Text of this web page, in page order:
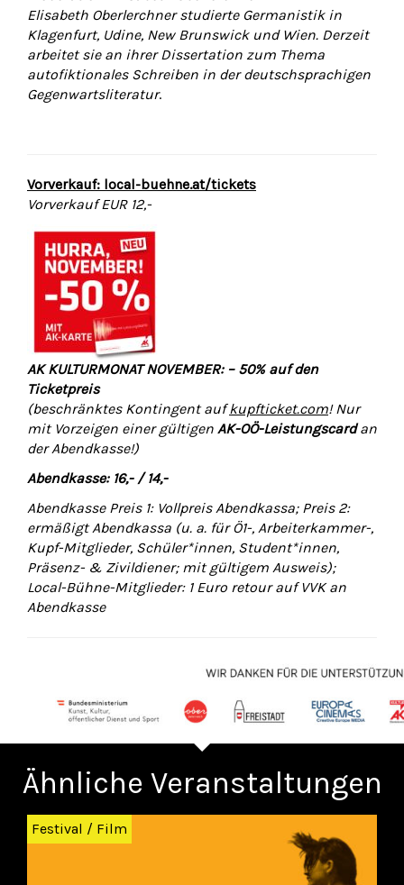
Elisabeth Oberlerchner studierte Germanistik in
Klagenfurt, Udine, New Brunswick und Wien. Derzeit
arbeitet sie an ihrer Dissertation zum Thema
autofiktionales Schreiben in der deutschsprachigen
Gegenwartsliteratur.
Vorverkauf: local-buehne.at/tickets
Vorverkauf EUR 12,-
AK KULTURMONAT NOVEMBER: – 50% auf den
Ticketpreis
(beschränktes Kontingent aufkupfticket.com! Nur
mit Vorzeigen einer gültigen AK-OÖ-Leistungscardan
der Abendkasse!)
Abendkasse: 16,- / 14,-
Abendkasse Preis 1: Vollpreis Abendkassa; Preis 2:
ermäßigt Abendkassa (u. a. für Ö1-, Arbeiterkammer-,
Kupf-Mitglieder, Schüler*innen, Student*innen,
Präsenz- & Zivildiener; mit gültigem Ausweis);
Local-Bühne-Mitglieder: 1 Euro retour auf VVK an
Abendkasse
Ähnliche Veranstaltungen
Zurück
Festival / Film